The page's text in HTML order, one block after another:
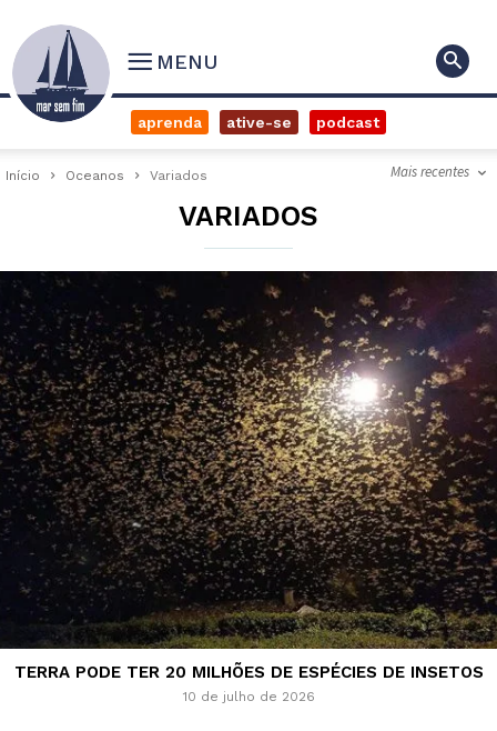
MENU
aprenda ative-se podcast
Início Oceanos Variados Mais recentes
VARIADOS
TERRA PODE TER 20 MILHÕES DE ESPÉCIES DE INSETOS
10 de julho de 2026